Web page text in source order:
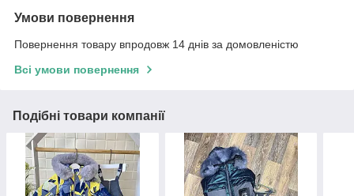
Умови повернення
Повернення товару впродовж 14 днів за домовленістю
Всі умови повернення
Подібні товари компанії